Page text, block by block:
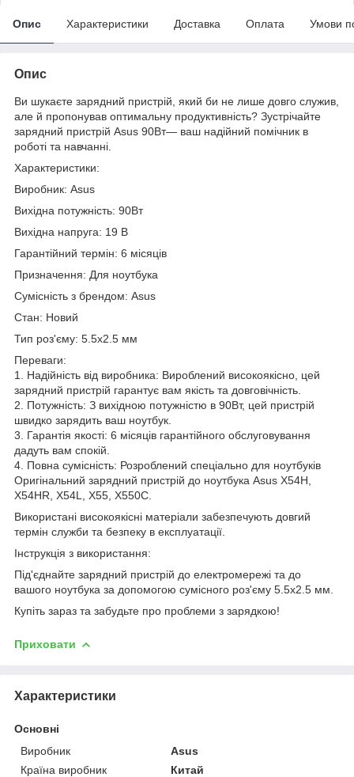
Опис Характеристики Доставка Оплата Умови
Опис
Ви шукаєте зарядний пристрій, який би не лише довго служив,
але й пропонував оптимальну продуктивність? Зустрічайте
зарядний пристрій Asus 90Вт— ваш надійний помічник в
роботі та навчанні.
Характеристики:
Виробник: Asus
Вихідна потужність: 90Вт
Вихідна напруга: 19 В
Гарантійний термін: 6 місяців
Призначення: Для ноутбука
Сумісність з брендом: Asus
Стан: Новий
Тип роз'єму: 5.5x2.5 мм
Переваги:
1. Надійність від виробника: Вироблений високоякісно, цей
зарядний пристрій гарантує вам якість та довговічність.
2. Потужність: З вихідною потужністю в 90Вт, цей пристрій
швидко зарядить ваш ноутбук.
3. Гарантія якості: 6 місяців гарантійного обслуговування
дадуть вам спокій.
4. Повна сумісність: Розроблений спеціально для ноутбуків
Оригінальний зарядний пристрій до ноутбука Asus X54H,
X54HR, X54L, X55, X550C.
Використані високоякісні матеріали забезпечують довгий
термін служби та безпеку в експлуатації.
Інструкція з використання:
Під'єднайте зарядний пристрій до електромережі та до
вашого ноутбука за допомогою сумісного роз'єму 5.5x2.5 мм.
Купіть зараз та забудьте про проблеми з зарядкою!
Приховати
Характеристики
Основні
Виробник
Asus
Країна виробник
Китай